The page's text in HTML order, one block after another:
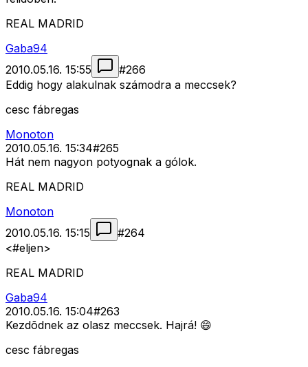
REAL MADRID
Gaba94
2010.05.16. 15:55
#266
Eddig hogy alakulnak számodra a meccsek?
cesc fábregas
Monoton
2010.05.16. 15:34#265
Hát nem nagyon potyognak a gólok.
REAL MADRID
Monoton
2010.05.16. 15:15
#264
<#eljen>
REAL MADRID
Gaba94
2010.05.16. 15:04#263
Kezdõdnek az olasz meccsek. Hajrá! 😄
cesc fábregas